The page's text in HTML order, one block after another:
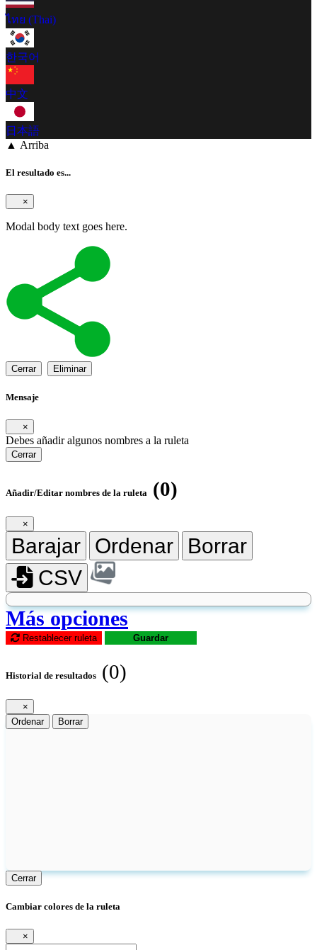
ไทย (Thai)
한국어
中文
日本語
▲ Arriba
El resultado es...
×
Modal body text goes here.
Cerrar Eliminar
Mensaje
×
Debes añadir algunos nombres a la ruleta
Cerrar
Añadir/Editar nombres de la ruleta (0)
×
Barajar Ordenar
Borrar
CSV
Más opciones
Restablecer ruleta Guardar
Historial de resultados (0)
×
Ordenar
Borrar
Cerrar
Cambiar colores de la ruleta
×